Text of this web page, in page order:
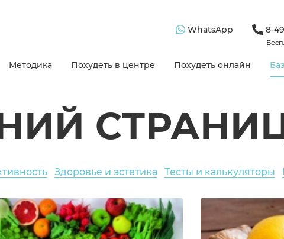
WhatsApp 8-
Методика Похудеть в центре Похудеть онлайн
Здоровье и эстетика Тесты и калькуляторы